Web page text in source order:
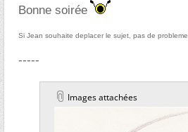
Bonne soirée
Si Jean souhaite deplacer le sujet, pas de probleme.
-----
Images attachées